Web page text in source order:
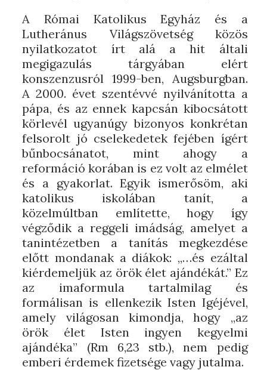
A Római Katolikus Egyház és a
Lutheránus Világszövetség közös
nyilatkozatot írt alá a hit általi
megigazulás tárgyában elért
konszenzusról 1999-ben, Augsburgban.
A 2000. évet szentévvé nyilvánította a
pápa, és az ennek kapcsán kibocsátott
körlevél ugyanúgy bizonyos konkrétan
felsorolt jó cselekedetek fejében ígért
bűnbocsánatot, mint ahogy a
reformáció korában is ez volt az elmélet
és a gyakorlat. Egyik ismerősöm, aki
katolikus iskolában tanít, a
közelmúltban említette, hogy így
végződik a reggeli imádság, amelyet a
tanintézetben a tanítás megkezdése
előtt mondanak a diákok: „…és ezáltal
kiérdemeljük az örök élet ajándékát.” Ez
az imaformula tartalmilag és
formálisan is ellenkezik Isten Igéjével,
amely világosan kimondja, hogy „az
örök élet Isten ingyen kegyelmi
ajándéka” (Rm 6,23 stb.), nem pedig
emberi érdemek fizetsége vagy jutalma.